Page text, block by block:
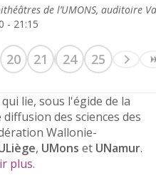
de l’UMONS, auditoire
- 21:15
18
20 21 22 23
24 25
lie, sous l'égide de la
des sciences des
Wallonie-
, UMons et UNamur.
plus.